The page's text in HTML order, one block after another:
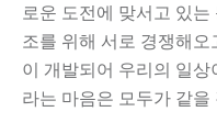
로운 도전에 맞서고 있
조를 위해 서로 경쟁해
이 개발되어 우리의 일
라는 마음은 모두가 같을